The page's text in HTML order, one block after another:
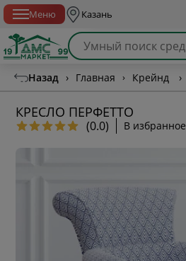
Меню Казань
Назад › Главная › Крейнд ›
КРЕСЛО ПЕРФЕТТО
(0.0) В избранное